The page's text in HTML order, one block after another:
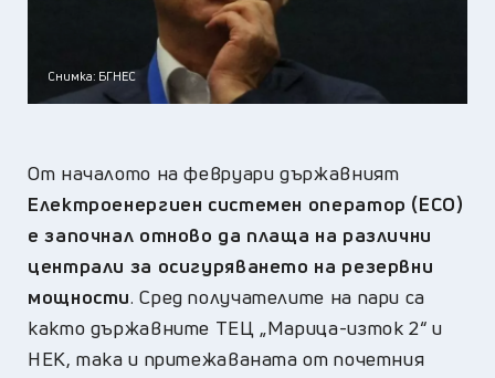
Снимка: БГНЕС
От началото на февруари държавният
Електроенергиен системен оператор (ЕСО)
е започнал отново да плаща на различни
централи за осигуряването на резервни
мощности. Сред получателите на пари са
както държавните ТЕЦ „Марица-изток 2“ и
НЕК, така и притежаваната от почетния